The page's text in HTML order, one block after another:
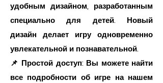
удобным дизайном, разработанным
специально для детей. Новый
дизайн делает игру одновременно
увлекательной и познавательной.
📌 Простой доступ: Вы можете найти
все подробности об игре на нашем